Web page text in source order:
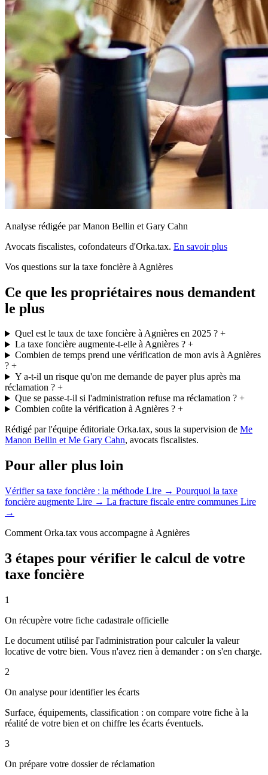
Analyse rédigée par Manon Bellin et Gary Cahn
Avocats fiscalistes, cofondateurs d'Orka.tax. En savoir plus
Vos questions sur la taxe foncière à Agnières
Ce que les propriétaires nous demandent
le plus
Quel est le taux de taxe foncière à Agnières en 2025 ?+
La taxe foncière augmente-t-elle à Agnières ?+
Combien de temps prend une vérification de mon avis à Agnières
? +
Y a-t-il un risque qu'on me demande de payer plus après ma
réclamation ? +
Que se passe-t-il si l'administration refuse ma réclamation ?+
Combien coûte la vérification à Agnières ?+
Rédigé par l'équipe éditoriale Orka.tax, sous la supervision de Me
Manon Bellin et Me Gary Cahn, avocats fiscalistes.
Pour aller plus loin
Vérifier sa taxe foncière : la méthode Lire → Pourquoi la taxe
foncière augmente Lire → La fracture fiscale entre communes Lire
→
Comment Orka.tax vous accompagne à Agnières
3 étapes pour vérifier le calcul de votre
taxe foncière
1
On récupère votre fiche cadastrale officielle
Le document utilisé par l'administration pour calculer la valeur
locative de votre bien. Vous n'avez rien à demander : on s'en charge.
2
On analyse pour identifier les écarts
Surface, équipements, classification : on compare votre fiche à la
réalité de votre bien et on chiffre les écarts éventuels.
3
On prépare votre dossier de réclamation